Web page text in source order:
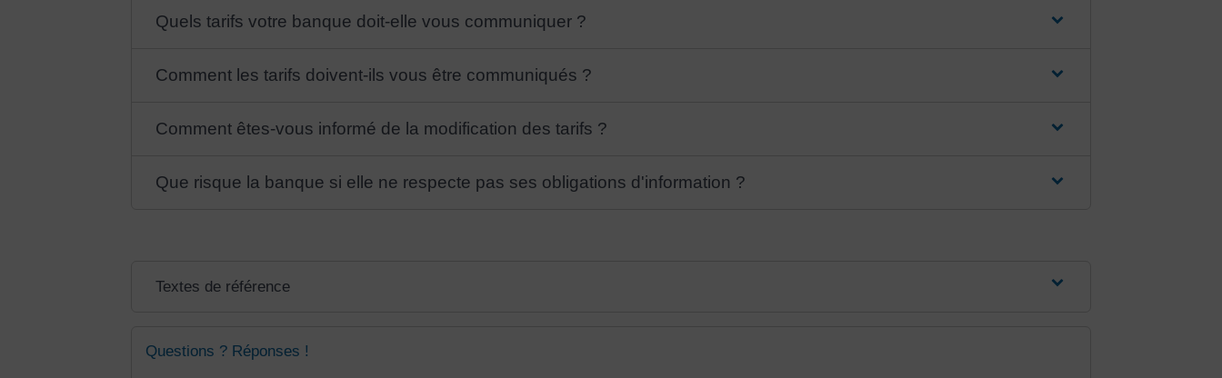
Quels tarifs votre banque doit-elle vous communiquer ?
Comment les tarifs doivent-ils vous être communiqués ?
Comment êtes-vous informé de la modification des tarifs ?
Que risque la banque si elle ne respecte pas ses obligations d'information ?
Textes de référence
Questions ? Réponses !